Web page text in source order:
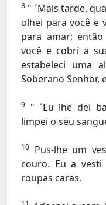
8 " ´Mais tarde,
olhei para você e
para amar;
você e cobri a
estabeleci uma
Soberano Senhor,
9 " ´Eu lhe dei
limpei o seu
10 Pus-lhe um
couro. Eu a
roupas caras.